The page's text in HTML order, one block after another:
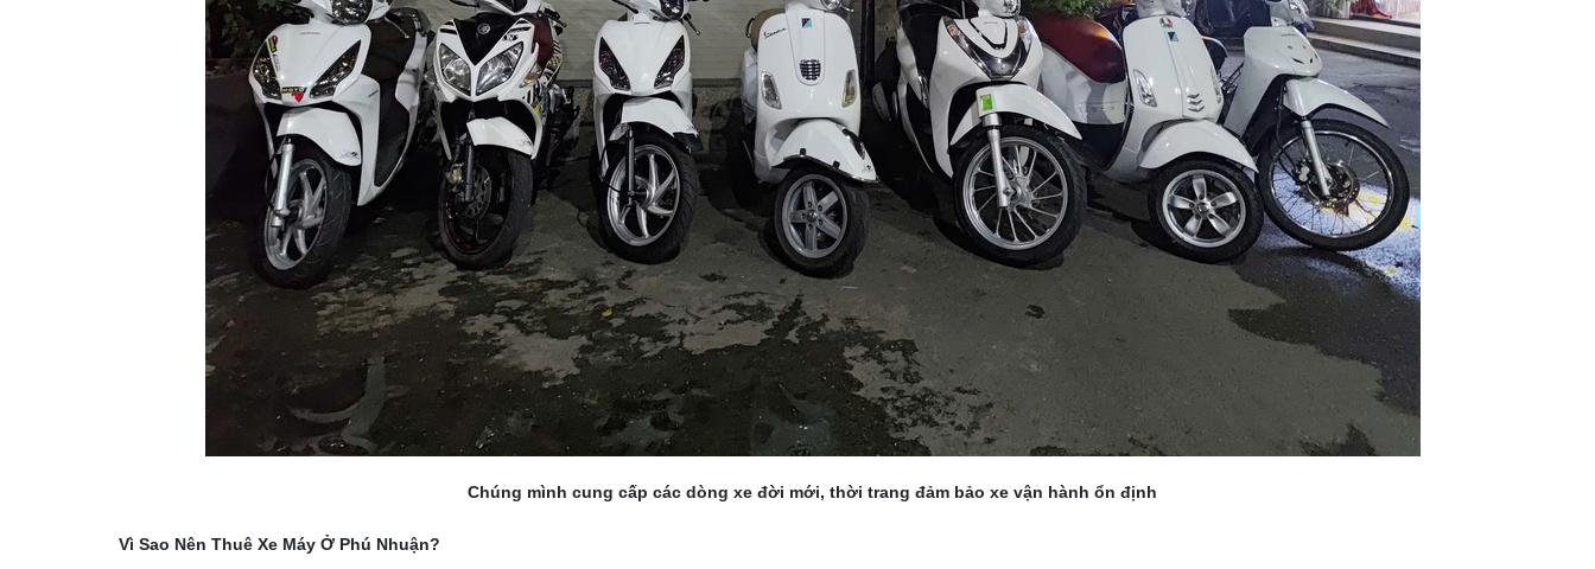
Chúng mình cung cấp các dòng xe đời mới, thời trang đảm bảo xe vận hành ổn định
Vì Sao Nên Thuê Xe Máy Ở Phú Nhuận?